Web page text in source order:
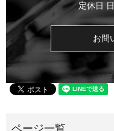
定休日
お問